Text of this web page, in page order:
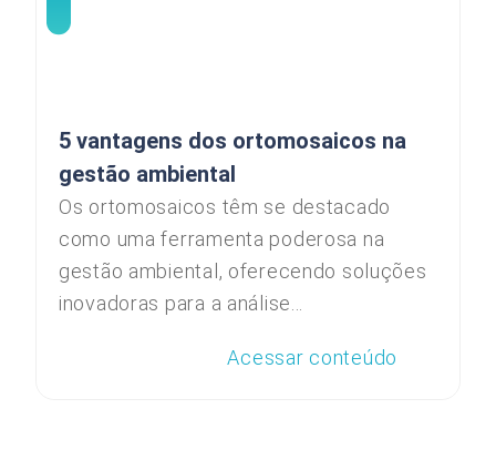
5 vantagens dos ortomosaicos na
gestão ambiental
Os ortomosaicos têm se destacado
como uma ferramenta poderosa na
gestão ambiental, oferecendo soluções
inovadoras para a análise...
Acessar conteúdo